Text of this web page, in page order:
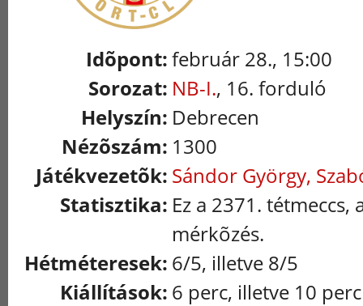
Idõpont:február 28., 15:00
Sorozat: NB-I., 16. forduló
Helyszín: Debrecen
Nézõszám: 1300
Játékvezetõk: Sándor György,
Statisztika: Ez a 2371. tétmeccs,
mérkõzés.
Hétméteresek: 6/5, illetve 8/5
Kiállítások: 6 perc, illetve 10 perc